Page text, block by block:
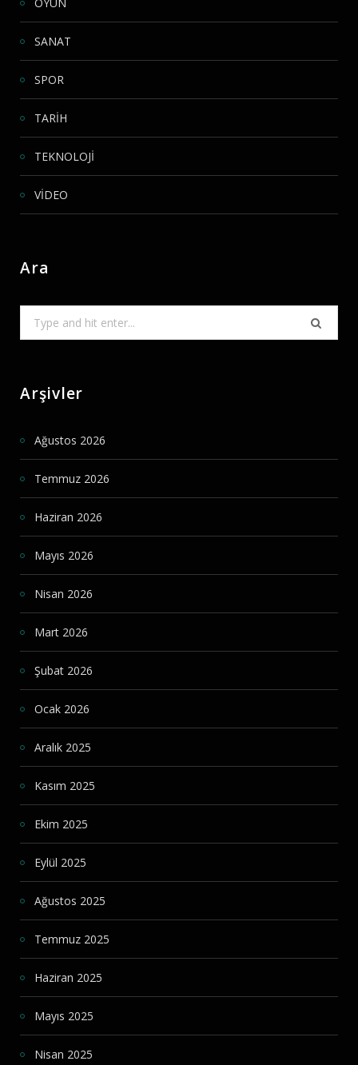
SANAT
SPOR
TARİH
TEKNOLOJİ
VİDEO
Ara
for:
Arşivler
Ağustos 2026
Temmuz 2026
Haziran 2026
Mayıs 2026
Nisan 2026
Mart 2026
Şubat 2026
Ocak 2026
Aralık 2025
Kasım 2025
Ekim 2025
Eylül 2025
Ağustos 2025
Temmuz 2025
Haziran 2025
Mayıs 2025
Nisan 2025